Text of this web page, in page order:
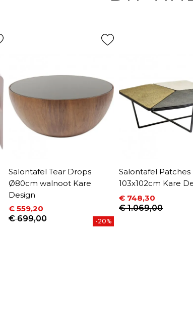
Salontafel Tear Drops
Ø80cm walnoot Kare
Design
Prijs
€ 559,20
Normale prijs
€ 699,00 -20%
Salontafel Patches
103x102cm Kare
Prijs
€ 748,30
Normale prijs
€ 1.069,00